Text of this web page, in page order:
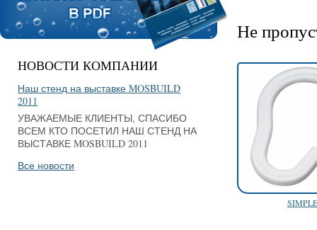
НОВОСТИ КОМПАНИИ
Наш стенд на выставке MOSBUILD
2011
УВАЖАЕМЫЕ КЛИЕНТЫ, СПАСИБО
ВСЕМ КТО ПОСЕТИЛ НАШ СТЕНД НА
ВЫСТАВКЕ MOSBUILD 2011
Все новости
Не
SIMPLE